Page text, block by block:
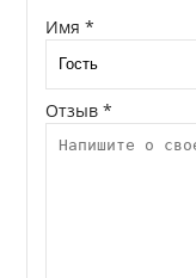
Имя *
Отзыв *